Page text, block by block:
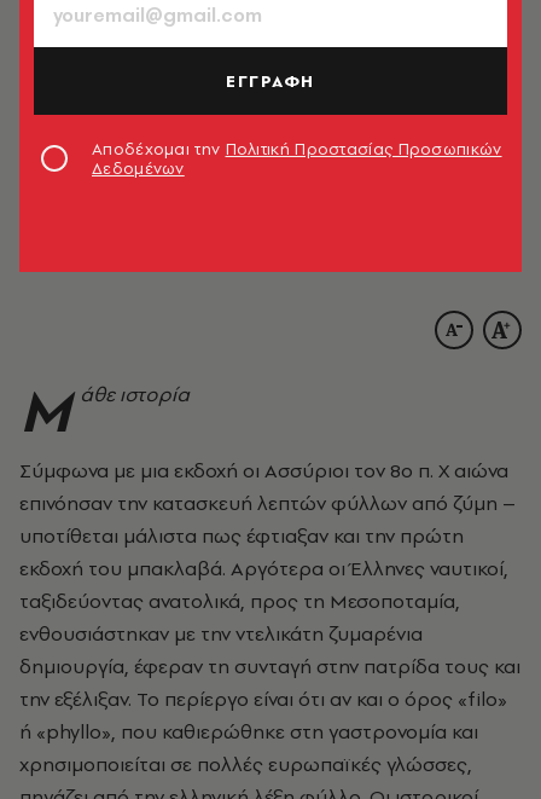
Μ άθε ιστορία
Σύμφωνα με μια εκδοχή οι Ασσύριοι τον 8ο π. Χ αιώνα
επινόησαν την κατασκευή λεπτών φύλλων από ζύμη –
υποτίθεται μάλιστα πως έφτιαξαν και την πρώτη
εκδοχή του μπακλαβά. Αργότερα οι Έλληνες ναυτικοί,
ταξιδεύοντας ανατολικά, προς τη Μεσοποταμία,
ενθουσιάστηκαν με την ντελικάτη ζυμαρένια
δημιουργία, έφεραν τη συνταγή στην πατρίδα τους και
την εξέλιξαν. Το περίεργο είναι ότι αν και ο όρος «filo»
ή «phyllo», που καθιερώθηκε στη γαστρονομία και
χρησιμοποιείται σε πολλές ευρωπαϊκές γλώσσες,
ΕΓΓΡΑΦΗ
Αποδέχομαι την Πολιτική Προστασίας Προσωπικών
Δεδομένων